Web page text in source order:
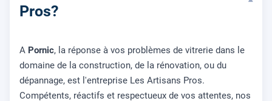
Pros?
A Pornic, la réponse à vos problèmes de vitrerie dans le
domaine de la construction, de la rénovation, ou du
dépannage, est l'entreprise Les Artisans Pros.
Compétents, réactifs et respectueux de vos attentes, nos